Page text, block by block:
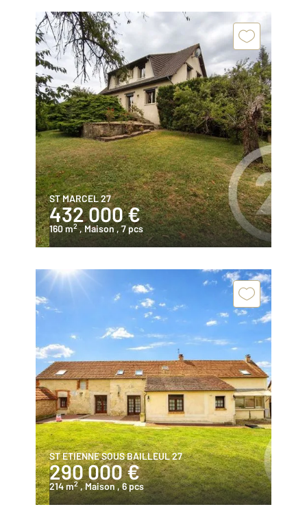
ST MARCEL 27
432 000 €
160 m2 , Maison , 7 pcs
ST ETIENNE SOUS BAILLEUL 27
290 000 €
214 m2 , Maison , 6 pcs